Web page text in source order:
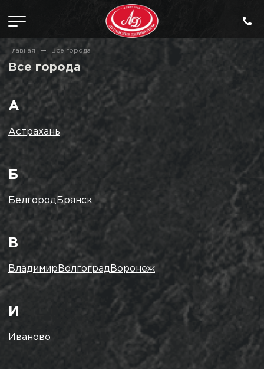
Главная Все города
Все города
А
Астрахань
Б
Белгород Брянск
В
Владимир Волгоград Воронеж
И
Иваново